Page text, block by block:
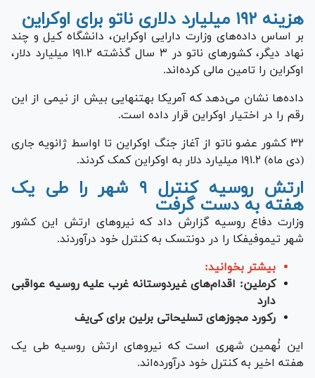
هزینه ۱۹۲ میلیارد دلاری ناتو برای اوکراین
بر اساس داده‌های وزارت دارایی اوکراین، دانشگاه کیل و چند
نهاد دیگر، کشور‌های ناتو در ۳ سال گذشته ۱۹۱.۲ میلیارد دلار،
اوکراین را تامین مالی کرده‌اند.
داده‌ها نشان می‌دهد که آمریکا به‎تنهایی بیش از نیمی از این
رقم را در اختیار اوکراین قرار داده است.
۳۲ کشور عضو ناتو از آغاز جنگ اوکراین تا اواسط ژانویه جاری
(دی ماه) ۱۹۱.۲ میلیارد دلار به اوکراین کمک کردند.
ارتش روسیه کنترل ۹ شهر را طی یک
هفته به دست گرفت
وزارت دفاع روسیه گزارش داد که نیرو‌های ارتش این کشور
شهر تیموفیفکا را در دونتسک به کنترل خود درآوردند.
بیشتر بخوانید:
کرملین: اقدام‌های غیردوستانه غرب علیه روسیه عواقبی
دارد
رکورد مجوز‌های تسلیحاتی برلین برای کی‌یف
این نُهمین شهری است که نیرو‌های ارتش روسیه طی یک
هفته اخیر به کنترل خود درآورده‌اند.